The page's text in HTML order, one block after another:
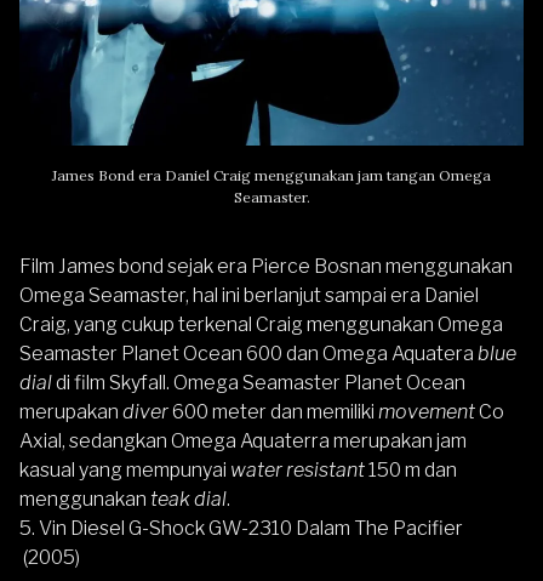
James Bond era Daniel Craig menggunakan jam tangan Omega
Seamaster.
Film James bond sejak era Pierce Bosnan menggunakan
Omega Seamaster, hal ini berlanjut sampai era Daniel
Craig, yang cukup terkenal Craig menggunakan Omega
Seamaster Planet Ocean 600 dan Omega Aquatera blue
dialdi film Skyfall. Omega Seamaster Planet Ocean
merupakan diver600 meter dan memiliki movementCo
Axial, sedangkan Omega Aquaterra merupakan jam
kasual yang mempunyai water resistant150 m dan
menggunakan teak dial.
5. Vin Diesel G-Shock GW-2310 Dalam The Pacifier
(2005)